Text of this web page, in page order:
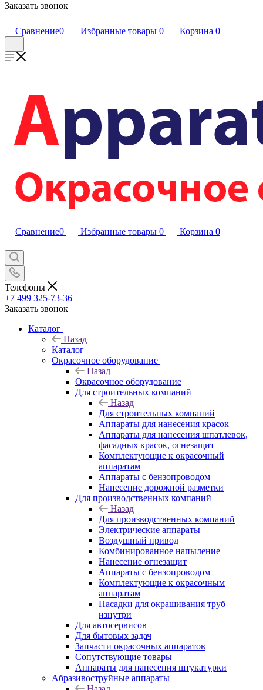
Заказать звонок
Сравнение0 Избранные товары 0 Корзина 0
Сравнение0 Избранные товары 0 Корзина 0
Телефоны
+7 499 325-73-36
Заказать звонок
Каталог
Назад
Каталог
Окрасочное оборудование
Назад
Окрасочное оборудование
Для строительных компаний
Назад
Для строительных компаний
Аппараты для нанесения красок
Аппараты для нанесения шпатлевок,
фасадных красок, огнезащит
Комплектующие к окрасочный
аппаратам
Аппараты с бензопроводом
Нанесение дорожной разметки
Для производственных компаний
Назад
Для производственных компаний
Электрические аппараты
Воздушный привод
Комбинированное напыление
Нанесение огнезащит
Аппараты с бензопроводом
Комплектующие к окрасочным
аппаратам
Насадки для окрашивания труб
изнутри
Для автосервисов
Для бытовых задач
Запчасти окрасочных аппаратов
Сопутствующие товары
Аппараты для нанесения штукатурки
Aбразивоструйные аппараты